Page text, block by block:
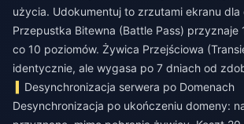
użycia. Udokumentuj to zrzutami ekranu dla
Przepustka Bitewna (Battle Pass) przyznaje
co 10 poziomów. Żywica Przejściowa
identycznie, ale wygasa po 7 dniach od
Desynchronizacja serwera po Domenach
Desynchronizacja po ukończeniu domeny: